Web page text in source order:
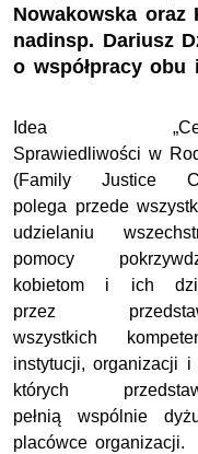
Nowakowska oraz
nadinsp. Dariusz
o współpracy obu
Idea
Sprawiedliwości w
(Family Justice
polega przede
udzielaniu
pomocy
kobietom i ich
przez
wszystkich
instytucji, organizacji i
których
pełnią wspólnie
placówce organizacji.